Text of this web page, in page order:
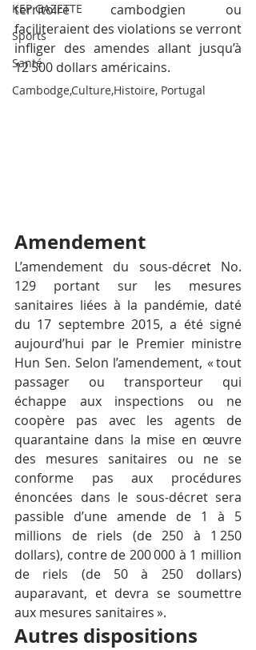
KEP GAZETTE
Sports
Santé
Cambodge,Culture,Histoire, Portugal
territoire cambodgien ou
faciliteraient des violations se verront
infliger des amendes allant jusqu’à
12 500 dollars américains.
Amendement
L’amendement du sous-décret No.
129 portant sur les mesures
sanitaires liées à la pandémie, daté
du 17 septembre 2015, a été signé
aujourd’hui par le Premier ministre
Hun Sen. Selon l’amendement, « tout
passager ou transporteur qui
échappe aux inspections ou ne
coopère pas avec les agents de
quarantaine dans la mise en œuvre
des mesures sanitaires ou ne se
conforme pas aux procédures
énoncées dans le sous-décret sera
passible d’une amende de 1 à 5
millions de riels (de 250 à 1 250
dollars), contre de 200 000 à 1 million
de riels (de 50 à 250 dollars)
auparavant, et devra se soumettre
aux mesures sanitaires ».
Autres dispositions